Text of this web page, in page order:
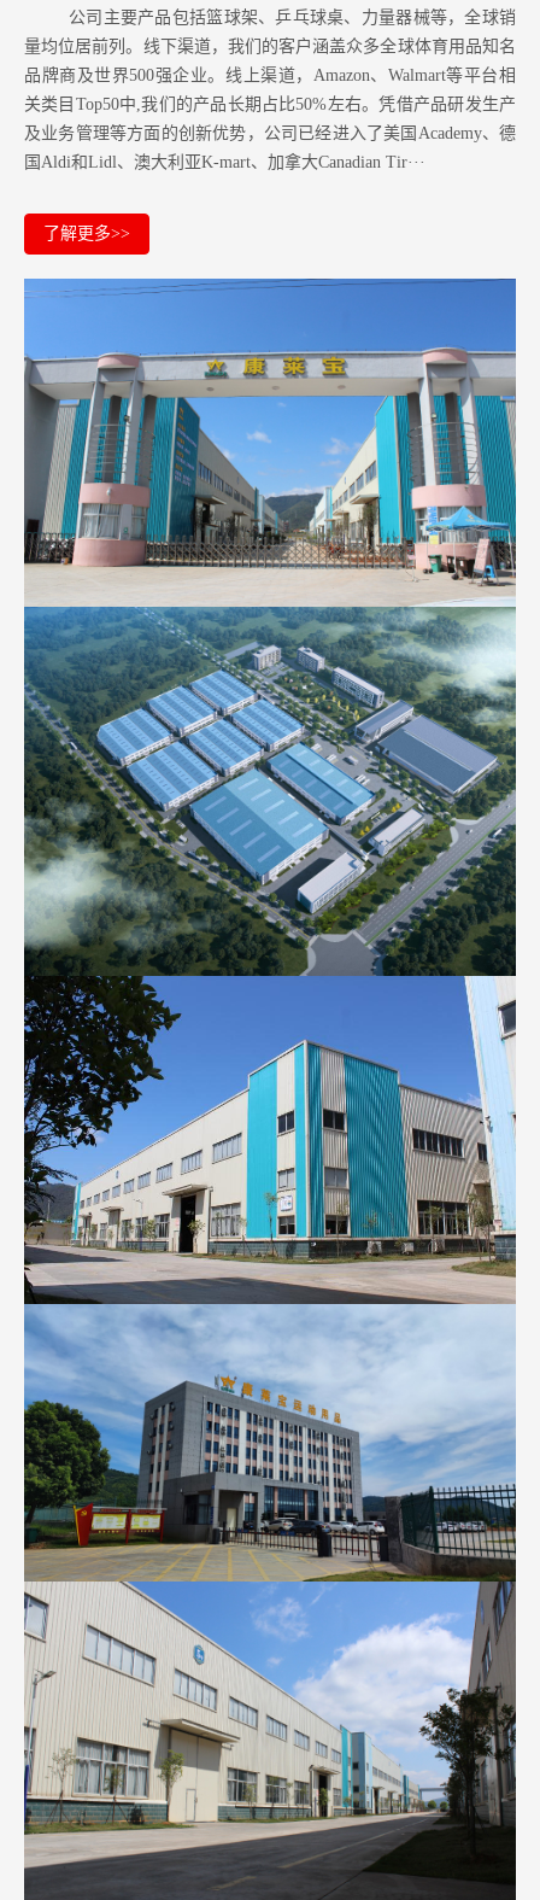
公司主要产品包括篮球架、乒乓球桌、力量器械等，全球销
量均位居前列。 线下渠道，我们的客户涵盖众多全球体育用品知名
品牌商及世界500强企业。 线上渠道，Amazon、Walmart等平台相
关类目Top50中,我们的产品长期占比50%左右。凭借产品研发生产
及业务管理等方面的创新优势，公司已经进入了美国Academy、德
国Aldi和Lidl、澳大利亚K-mart、加拿大Canadian Tir···
了解更多>>